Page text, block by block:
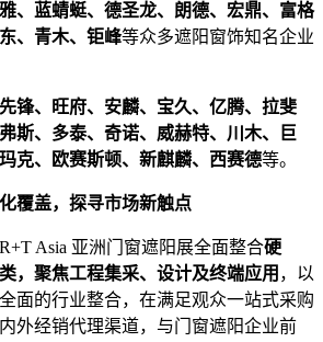
、蓝蜻蜓、德圣龙、朗德、宏鼎、富格
、青木、钜峰等众多遮阳窗饰知名企业
先锋、旺府、安麟、宝久、亿腾、拉斐
斯、多泰、奇诺、威赫特、川木、巨
克、欧赛斯顿、新麒麟、西赛德等。
覆盖，探寻市场新触点
Asia 亚洲门窗遮阳展全面整合硬
，聚焦工程集采、设计及终端应用 ，以
面的行业整合，在满足观众一站式采购
外经销代理渠道，与门窗遮阳企业前